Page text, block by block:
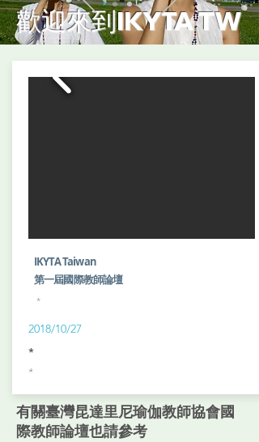
歡迎來到IKYTA TW
IKYTA Taiwan
​第一屆國際教師論壇
*
2018/10/27
*
*
有關臺灣昆達里尼瑜伽教師協會國
際教師論壇也請參考